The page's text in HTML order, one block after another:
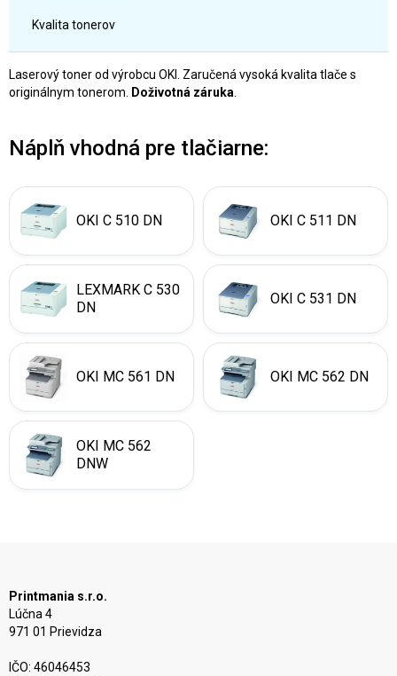
Kvalita tonerov
Laserový toner od výrobcu OKI. Zaručená vysoká kvalita tlače s
originálnym tonerom.
Doživotná záruka
Náplň vhodná pre tlačiarne:
OKI C 510 DN OKI C 511 DN
LEXMARK C 530
DN
OKI C 531 DN
OKI MC 561 DN OKI MC 562 DN
OKI MC 562
DNW
Printmania s.r.o.
Lúčna 4
971 01 Prievidza
IČO: 46046453